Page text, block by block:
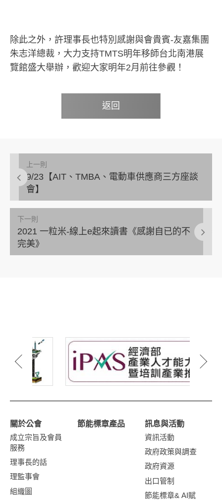
除此之外，許理事長也特別感謝與會貴賓-友嘉集團
朱志洋總裁，大力支持TMTS明年移師台北南港展
覽館盛大舉辦，歡迎大家明年2月前往參觀！
返回
上一則
9/23【AIT、TMBA、電動車供應商三方座談
會】
下一則
2021 一粒米-線上e起來讀書《感謝自已的不
完美》
關於公會
成立宗旨及會員
服務
理事長的話
理監事會
組織圖
節能標章產品
訊息與活動
資訊活動
政府政策與調查
政府資源
出口管制
節能標章& AI賦